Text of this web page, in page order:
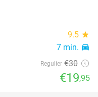
9.5 star
7 min. directions_car
Regulier €30
€19,95